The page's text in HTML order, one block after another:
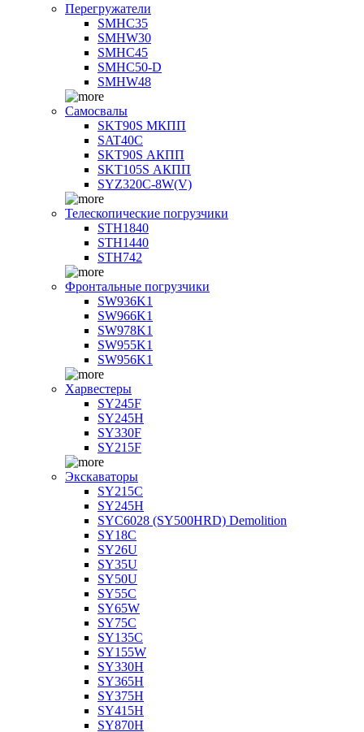
Перегружатели
SMHC35
SMHW30
SMHC45
SMHC50-D
SMHW48
Самосвалы
SKT90S МКПП
SAT40C
SKT90S АКПП
SKT105S АКПП
SYZ320C-8W(V)
Телескопические погрузчики
STH1840
STH1440
STH742
Фронтальные погрузчики
SW936K1
SW966K1
SW978K1
SW955K1
SW956K1
Харвестеры
SY245F
SY245H
SY330F
SY215F
Экскаваторы
SY215C
SY245H
SYC6028 (SY500HRD) Demolition
SY18C
SY26U
SY35U
SY50U
SY55C
SY65W
SY75C
SY135C
SY155W
SY330H
SY365H
SY375H
SY415H
SY870H